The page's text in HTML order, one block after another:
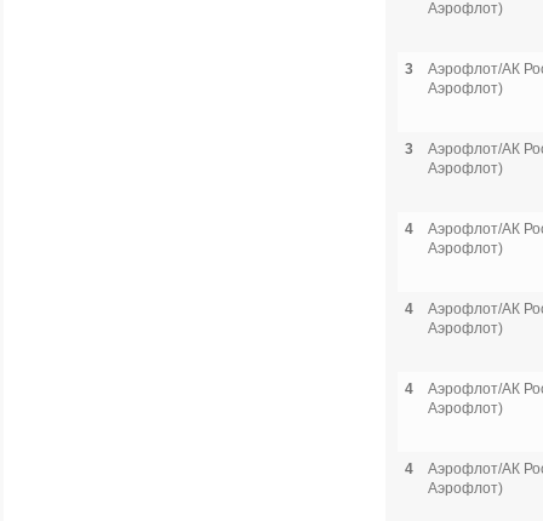
Аэрофлот)
3
Аэрофлот/АК
Аэрофлот)
3
Аэрофлот/АК
Аэрофлот)
4
Аэрофлот/АК
Аэрофлот)
4
Аэрофлот/АК
Аэрофлот)
4
Аэрофлот/АК
Аэрофлот)
4
Аэрофлот/АК
Аэрофлот)